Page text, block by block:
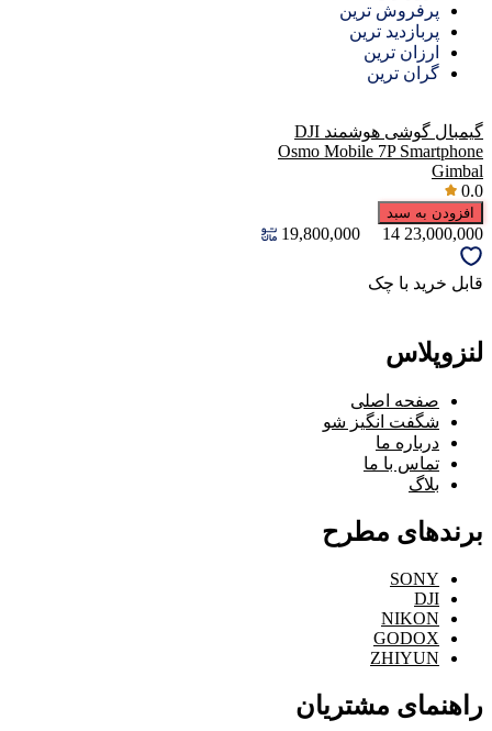
پرفروش ترین
پربازدید ترین
ارزان ترین
گران ترین
گیمبال گوشی هوشمند DJI
Osmo Mobile 7P Smartphone
Gimbal
0.0
افزودن به سبد
23,000,000
14
19,800,000
قابل خرید با چک
لنزوپلاس
صفحه اصلی
شگفت انگیز شو
درباره ما
تماس با ما
بلاگ
برندهای مطرح
SONY
DJI
NIKON
GODOX
ZHIYUN
راهنمای مشتریان